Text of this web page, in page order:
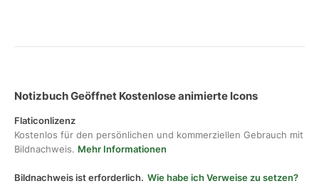
Notizbuch Geöffnet Kostenlose animierte Icons
Flaticonlizenz
Kostenlos für den persönlichen und kommerziellen Gebrauch mit
Bildnachweis. Mehr Informationen
Bildnachweis ist erforderlich. Wie habe ich Verweise zu setzen?